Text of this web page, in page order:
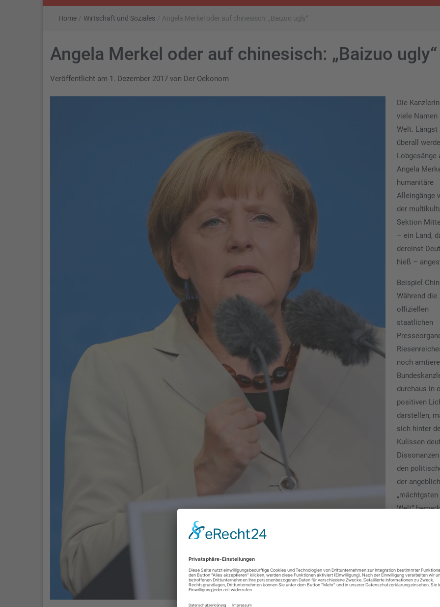
Home / Wirtschaft und Soziales / Angela Merkel oder auf chinesisch: „Baizuo ugly“
Angela Merkel oder auf chinesisch: „Baizuo ugly“
Veröffentlicht am 1. Dezember 2017 von Der Oekonom
Die
viele Namen
Welt. Längst
überall
Lobgesänge
Angela
humanitäre
Alleingänge
der
Sektion
– ein Land,
dereinst
hieß –
Beispiel
Während die
offiziellen
staatlichen
noch
durchaus in
positiven
darstellen,
sich hinter
Kulissen
den
der angeblich
„mächtgsten
Welt“
Messer
‚Buntlands